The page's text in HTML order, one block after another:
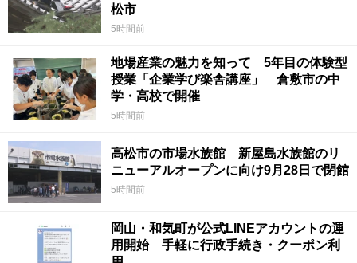
松市
5時間前
地場産業の魅力を知って 5年目の体験型
授業「企業学び楽舎講座」 倉敷市の中
学・高校で開催
5時間前
高松市の市場水族館 新屋島水族館のリ
ニューアルオープンに向け9月28日で閉館
5時間前
岡山・和気町が公式LINEアカウントの運
用開始 手軽に行政手続き・クーポン利